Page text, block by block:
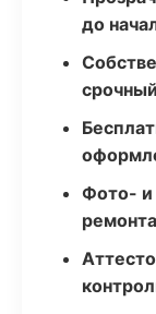
до
Фото- и
ремонта